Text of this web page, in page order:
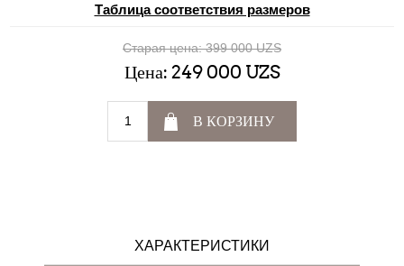
Таблица соответствия размеров
Старая цена: 399 000 UZS
Цена: 249 000 UZS
В КОРЗИНУ
ХАРАКТЕРИСТИКИ